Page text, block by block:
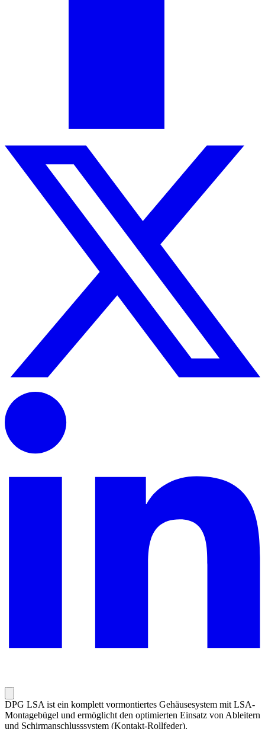
DPG LSA ist ein komplett vormontiertes Gehäusesystem mit LSA-
Montagebügel und ermöglicht den optimierten Einsatz von Ableitern
und Schirmanschlusssystem (Kontakt-Rollfeder).